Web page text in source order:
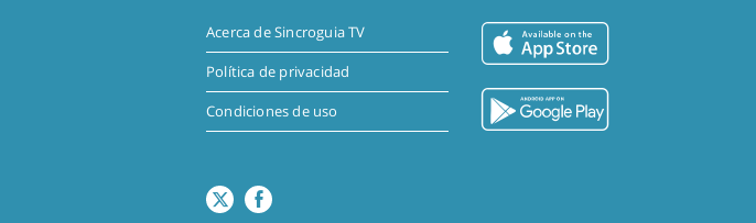
Acerca de Sincroguia TV
Política de privacidad
Condiciones de uso